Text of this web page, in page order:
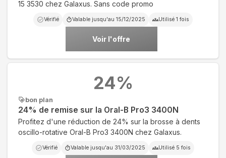
15 3530 chez Galaxus. Sans code promo
Vérifié Valable jusqu'au 15/12/2025 Utilisé 1 fois
Voir l'offre
bon plan
24% de remise sur la Oral-B Pro3 3400N
Profitez d'une réduction de 24% sur la brosse à dents
oscillo-rotative Oral-B Pro3 3400N chez Galaxus.
Vérifié Valable jusqu'au 31/03/2025 Utilisé 5 fois
24%